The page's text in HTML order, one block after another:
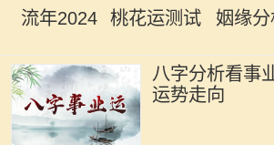
流年2024 桃花运测试 姻缘分
八字分析看事
运势走向